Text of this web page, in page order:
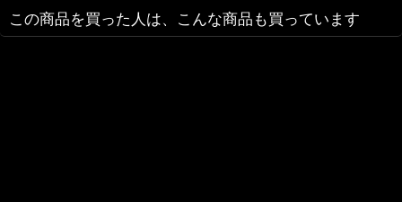
この商品を買った人は、こんな商品も買っています